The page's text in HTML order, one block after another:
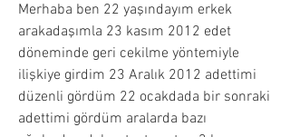
Merhaba ben 22 yaşındayım erkek
arakadaşımla 23 kasım 2012 edet
döneminde geri cekilme yöntemiyle
ilişkiye girdim 23 Aralık 2012 adettimi
düzenli gördüm 22 ocakdada bir sonraki
adettimi gördüm aralarda bazı